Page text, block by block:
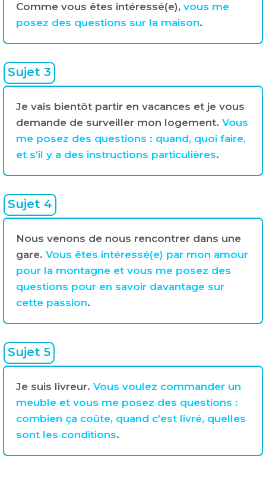
Comme vous êtes intéressé(e), vous me
posez des questions sur la maison.
Sujet 3
Je vais bientôt partir en vacances et je vous
demande de surveiller mon logement. Vous
me posez des questions : quand, quoi faire,
et s’il y a des instructions particulières.
Sujet 4
Nous venons de nous rencontrer dans une
gare. Vous êtes intéressé(e) par mon amour
pour la montagne et vous me posez des
questions pour en savoir davantage sur
cette passion.
Sujet 5
Je suis livreur. Vous voulez commander un
meuble et vous me posez des questions :
combien ça coûte, quand c’est livré, quelles
sont les conditions.